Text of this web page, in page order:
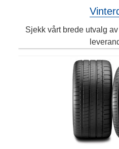
Sjekk vårt brede utvalg